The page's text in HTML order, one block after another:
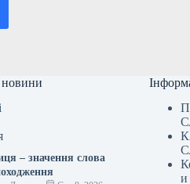
новини
– значення слова
и